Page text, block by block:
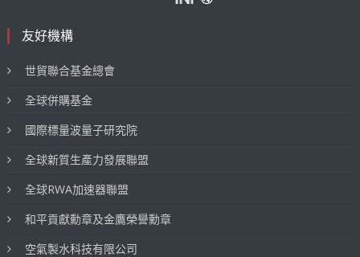
友好機構
世貿聯合基金總會
全球併購基金
國際標量波量子研究院
全球新質生產力發展聯盟
全球RWA加速器聯盟
和平貢獻勳章及金鷹榮譽勳章
空氣製水科技有限公司